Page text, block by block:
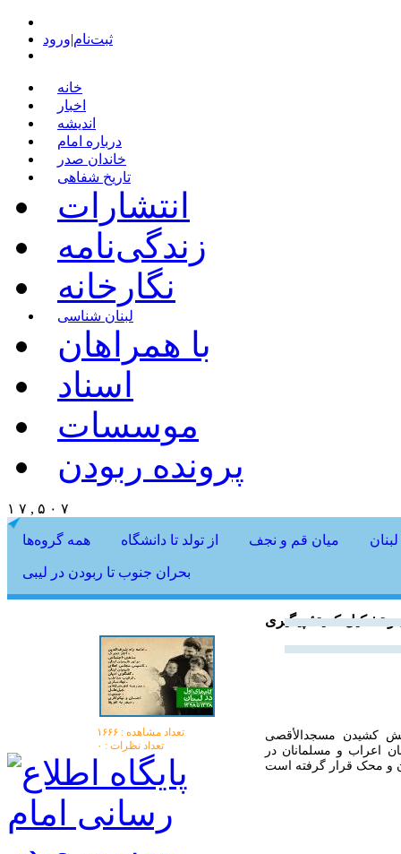
ثبت‌نام|ورود
خانه
اخبار
اندیشه
درباره امام
خاندان صدر
تاریخ شفاهی
انتشارات
زندگی‌نامه
نگارخانه
لبنان شناسی
با همراهان
اسناد
موسسات
پرونده ربودن
۱ ۷ , ۵ ۰ ۷
همه گروه‌ها از تولد تا دانشگاه میان قم و نجف
بحران جنوب تا ربودن در لیبی
کشیدن مسجدالأقصی
اعراب و مسلمانان در
تعداد مشاهده :‌ ۱۶۶۶
تعداد نظرات : ۰